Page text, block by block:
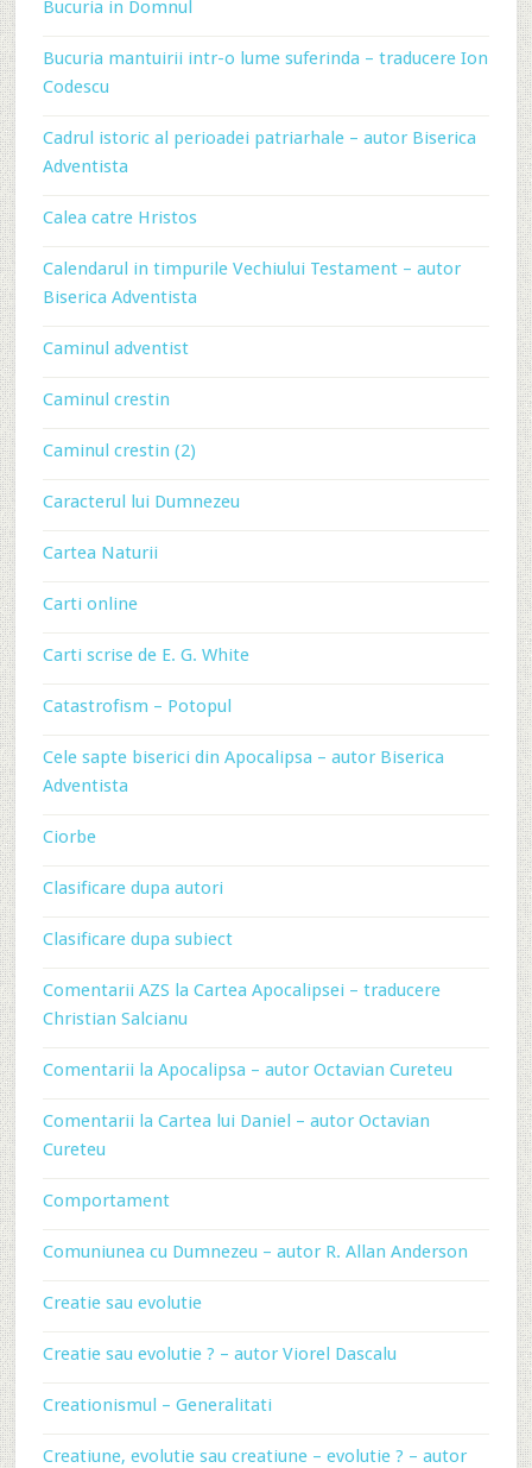
Bucuria in Domnul
Bucuria mantuirii intr-o lume suferinda – traducere Ion
Codescu
Cadrul istoric al perioadei patriarhale – autor Biserica
Adventista
Calea catre Hristos
Calendarul in timpurile Vechiului Testament – autor
Biserica Adventista
Caminul adventist
Caminul crestin
Caminul crestin (2)
Caracterul lui Dumnezeu
Cartea Naturii
Carti online
Carti scrise de E. G. White
Catastrofism – Potopul
Cele sapte biserici din Apocalipsa – autor Biserica
Adventista
Ciorbe
Clasificare dupa autori
Clasificare dupa subiect
Comentarii AZS la Cartea Apocalipsei – traducere
Christian Salcianu
Comentarii la Apocalipsa – autor Octavian Cureteu
Comentarii la Cartea lui Daniel – autor Octavian
Cureteu
Comportament
Comuniunea cu Dumnezeu – autor R. Allan Anderson
Creatie sau evolutie
Creatie sau evolutie ? – autor Viorel Dascalu
Creationismul – Generalitati
Creatiune, evolutie sau creatiune – evolutie ? – autor